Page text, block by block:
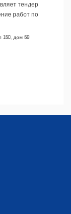
тендер
работ по
150, дом 59